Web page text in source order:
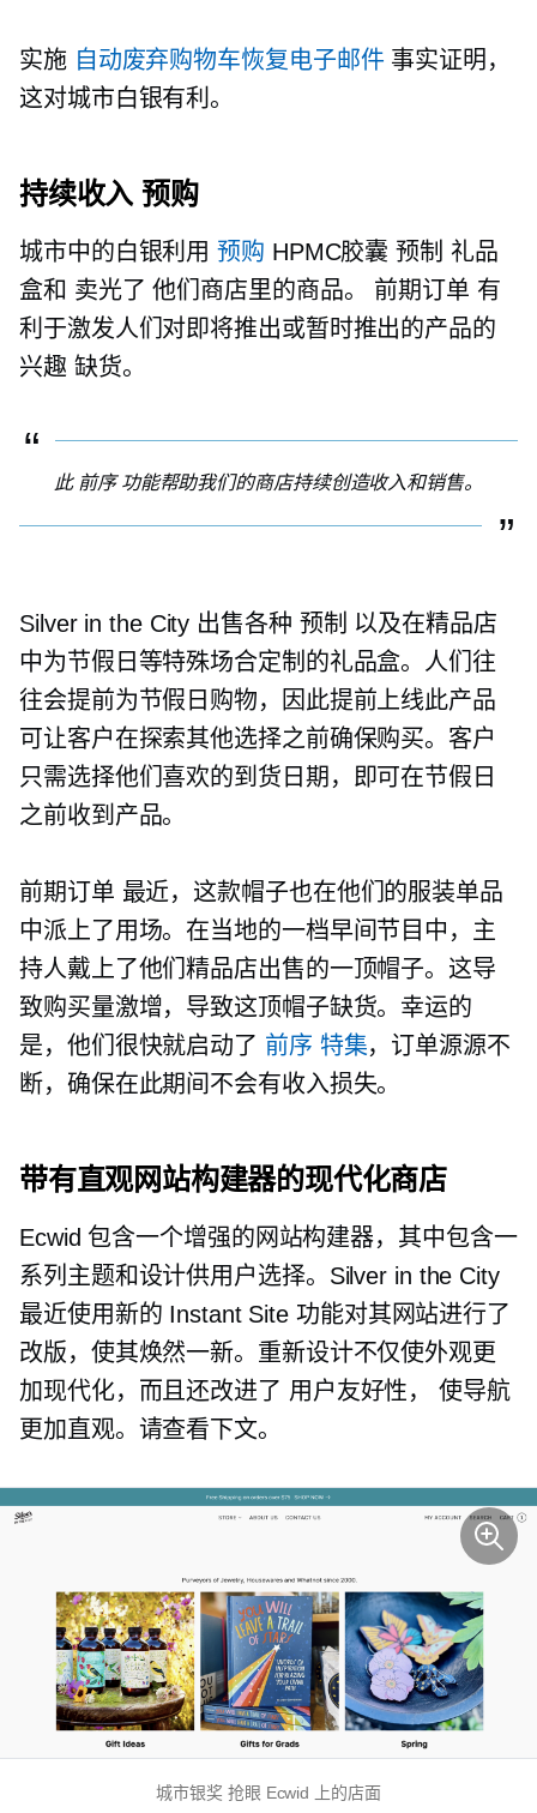
实施 自动废弃购物车恢复电子邮件 事实证明，
这对城市白银有利。
持续收入 预购
城市中的白银利用预购 HPMC胶囊预制 礼品
盒和 卖光了 他们商店里的商品。 前期订单 有
利于激发人们对即将推出或暂时推出的产品的
兴趣 缺货。
此 前序功能帮助我们的商店持续创造收入和销售。
Silver in the City 出售各种 预制 以及在精品店
中为节假日等特殊场合定制的礼品盒。人们往
往会提前为节假日购物，因此提前上线此产品
可让客户在探索其他选择之前确保购买。客户
只需选择他们喜欢的到货日期，即可在节假日
之前收到产品。
前期订单 最近，这款帽子也在他们的服装单品
中派上了用场。在当地的一档早间节目中，主
持人戴上了他们精品店出售的一顶帽子。这导
致购买量激增，导致这顶帽子缺货。幸运的
是，他们很快就启动了 前序 特集，订单源源不
断，确保在此期间不会有收入损失。
带有直观网站构建器的现代化商店
Ecwid 包含一个增强的网站构建器，其中包含一
系列主题和设计供用户选择。Silver in the City
最近使用新的 Instant Site 功能对其网站进行了
改版，使其焕然一新。重新设计不仅使外观更
加现代化，而且还改进了 用户友好性，
使导航
更加直观。请查看下文。
城市银奖 抢眼 Ecwid 上的店面